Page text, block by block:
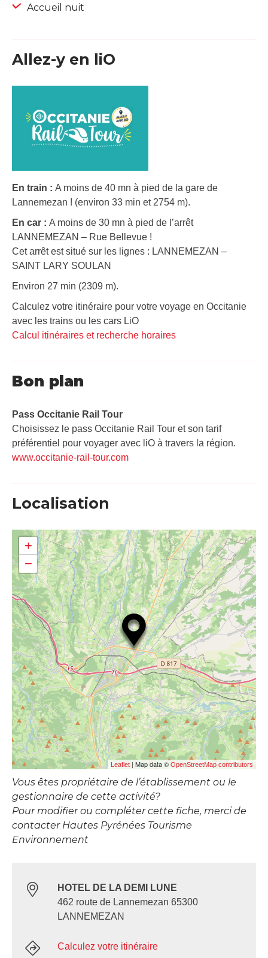
Accueil nuit
Allez-y en liO
En train : A moins de 40 mn à pied de la gare de
Lannemezan ! (environ 33 min et 2754 m).
En car : A moins de 30 mn à pied de l’arrêt
LANNEMEZAN – Rue Bellevue !
Cet arrêt est situé sur les lignes : LANNEMEZAN –
SAINT LARY SOULAN
Environ 27 min (2309 m).
Calculez votre itinéraire pour votre voyage en Occitanie
avec les trains ou les cars LiO
Calcul itinéraires et recherche horaires
Bon plan
Pass Occitanie Rail Tour​
Choisissez le pass Occitanie Rail Tour et son tarif
préférentiel pour voyager avec liO à travers la région.
www.occitanie-rail-tour.com
Localisation
+
−
Leaflet | Map data © OpenStreetMap contributors
Vous êtes propriétaire de l’établissement ou le
gestionnaire de cette activité?
Pour modifier ou compléter cette fiche, merci de
contacter Hautes Pyrénées Tourisme
Environnement
HOTEL DE LA DEMI LUNE
462 route de Lannemezan 65300
LANNEMEZAN
Calculez votre itinéraire